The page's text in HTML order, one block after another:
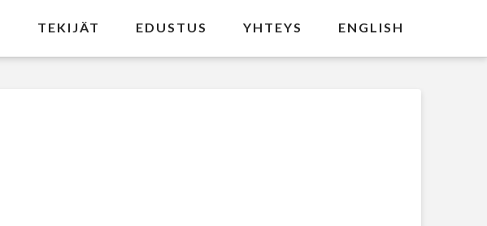
TEKIJÄT EDUSTUS YHTEYS ENGLISH